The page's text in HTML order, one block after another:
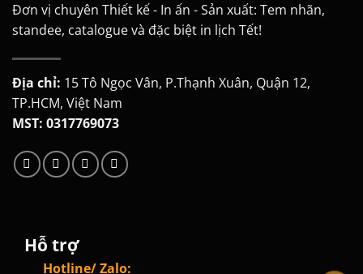
Đơn vị chuyên Thiết kế - In ấn - Sản xuất: Tem nhãn,
standee, catalogue và đặc biệt in lịch Tết!
Địa chỉ: 15 Tô Ngọc Vân, P.Thạnh Xuân, Quận 12,
TP.HCM, Việt Nam
MST: 0317769073
Hỗ trợ
Hotline/ Zalo: